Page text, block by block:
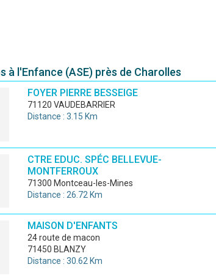
à l'Enfance (ASE) près de Charolles
FOYER PIERRE BESSEIGE
71120 VAUDEBARRIER
Distance : 3.15 Km
CTRE EDUC. SPÉC BELLEVUE-
MONTFERROUX
71300 Montceau-les-Mines
Distance : 26.72 Km
MAISON D'ENFANTS
24 route de macon
71450 BLANZY
Distance : 30.62 Km